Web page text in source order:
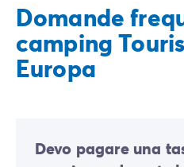
Domande
camping
Europa
Devo pagare una